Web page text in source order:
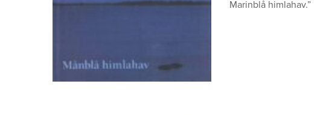
Marinblå himlahav.”